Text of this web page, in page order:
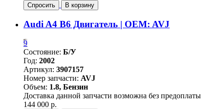
Спросить В корзину
Audi A4 B6 Двигатель | OEM: AVJ
9
Состояние: Б/У
Год: 2002
Артикул: 3907157
Номер запчасти: AVJ
Объем: 1.8, Бензин
Доставка данной запчасти возможна без предоплаты
144 000 р.